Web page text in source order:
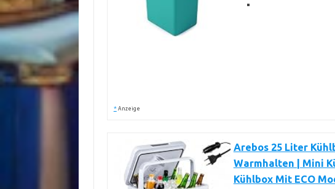
* Anzeige
Arebos 25 Liter
Warmhalten | Mini
Kühlbox Mit ECO